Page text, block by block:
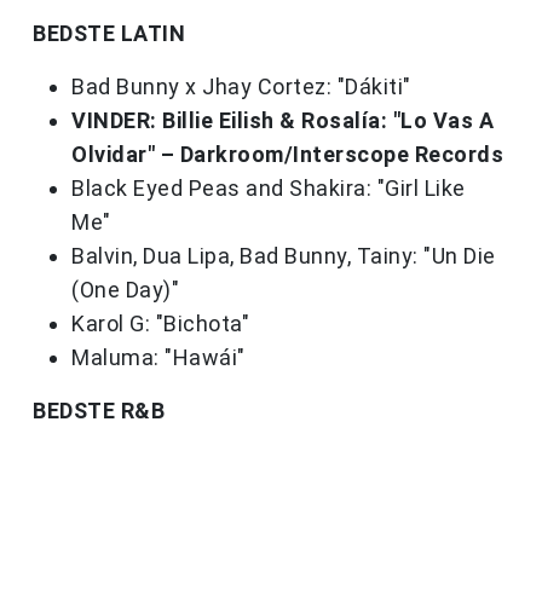
BEDSTE LATIN
Bad Bunny x Jhay Cortez: "Dákiti"
VINDER: Billie Eilish & Rosalía: "Lo Vas A
Olvidar" – Darkroom/Interscope Records
Black Eyed Peas and Shakira: "Girl Like
Me"
Balvin, Dua Lipa, Bad Bunny, Tainy: "Un Die
(One Day)"
Karol G: "Bichota"
Maluma: "Hawái"
BEDSTE R&B